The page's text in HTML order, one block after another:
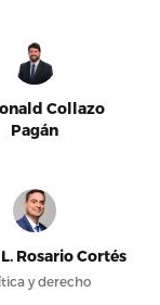
Collazo
Pagán
Rosario Cortés
y derecho